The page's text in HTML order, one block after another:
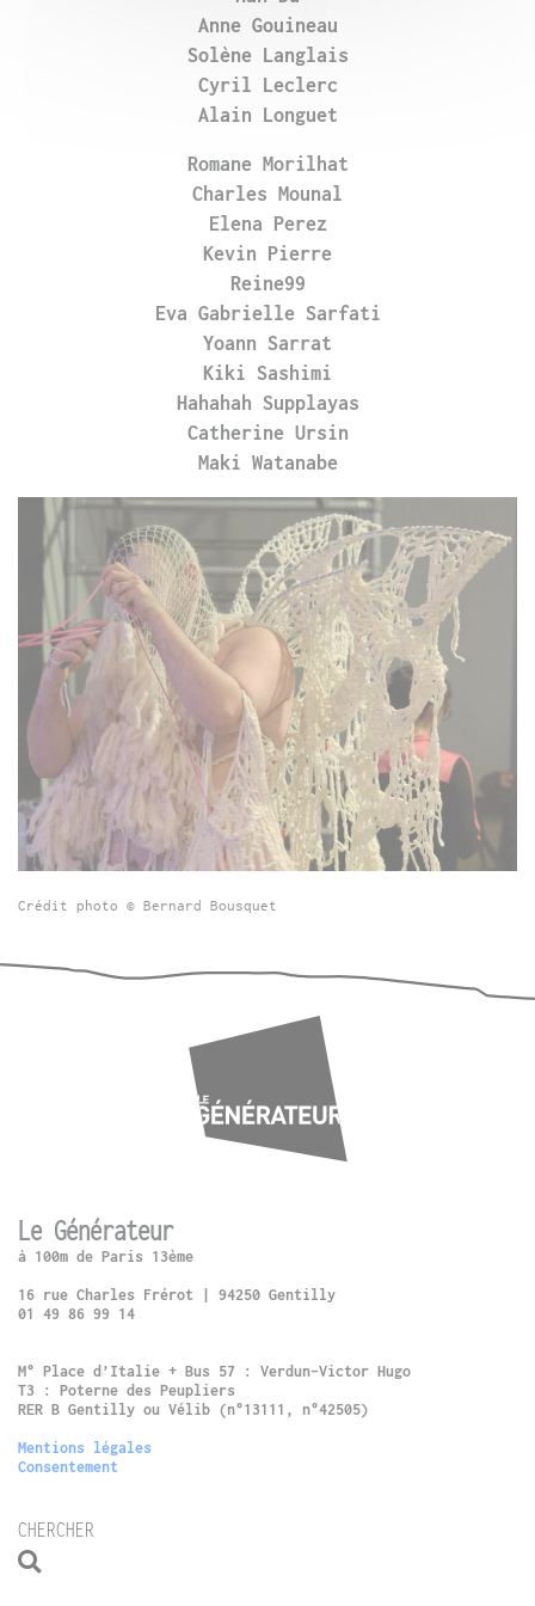
Anne Gouineau
Solène Langlais
Cyril Leclerc
Alain Longuet
Romane Morilhat
Charles Mounal
Elena Perez
Kevin
Pierre
Reine99
Eva Gabrielle Sarfati
Yoann
Sarrat
Kiki Sashimi
Hahahah Supplayas
Catherine Ursin
Maki Watanabe
Crédit photo © Bernard Bousquet
Le Générateur
à 100m de Paris 13ème
16 rue Charles Frérot | 94250 Gentilly
01 49 86 99 14
M° Place d’Italie + Bus 57 : Verdun-Victor Hugo
T3 : Poterne des Peupliers
RER B Gentilly ou Vélib (n°13111, n°42505)
Mentions légales
Consentement
CHERCHER